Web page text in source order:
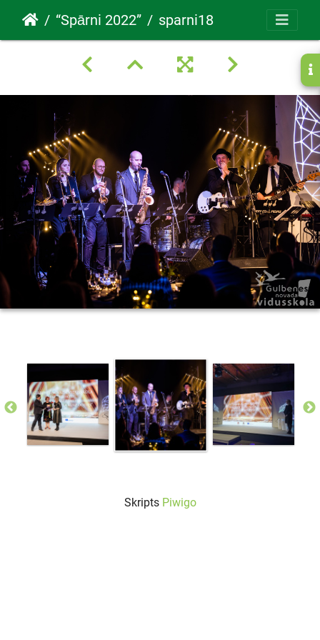
“Spārni 2022” sparni18
Skripts Piwigo